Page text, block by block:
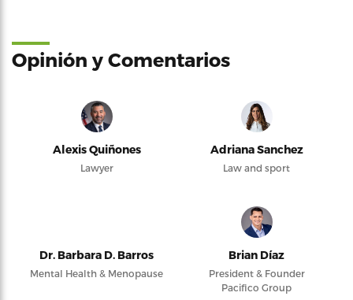
Opinión y Comentarios
Alexis Quiñones
Lawyer
Adriana Sanchez
Law and sport
Dr. Barbara D. Barros
Mental Health & Menopause
Brian Díaz
President & Founder
Pacifico Group